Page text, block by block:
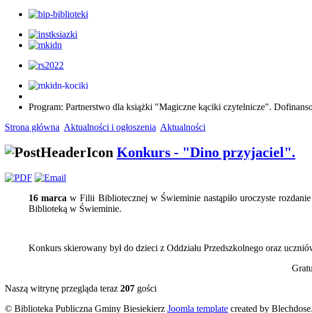
Program: Partnerstwo dla książki "Magiczne kąciki czytelnicze".
Strona główna Aktualności i ogłoszenia Aktualności
Konkurs - "Dino przyjaciel".
16 marca w Filii Bibliotecznej w Świeminie nastąpiło uroczyste
Biblioteką w Świeminie.
Konkurs skierowany był do dzieci z Oddziału Przedszkolnego oraz
Naszą witrynę przegląda teraz 207 gości
© Biblioteka Publiczna Gminy Biesiekierz Joomla template created by Blechdose.